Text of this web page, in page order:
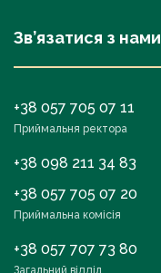
Зв’язатися з нами
+38 057 705 07 11
Приймальня ректора
+38 098 211 34 83
+38 057 705 07 20
Приймальна комісія
+38 057 707 73 80
Загальний відділ